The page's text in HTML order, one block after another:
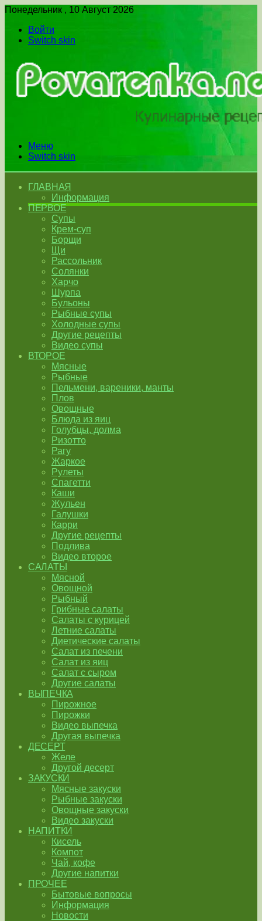
Понедельник , 10 Август 2026
Войти
Switch skin
Меню
Switch skin
ГЛАВНАЯ
Информация
ПЕРВОЕ
Супы
Крем-суп
Борщи
Щи
Рассольник
Солянки
Харчо
Шурпа
Бульоны
Рыбные супы
Холодные супы
Другие рецепты
Видео супы
ВТОРОЕ
Мясные
Рыбные
Пельмени, вареники, манты
Плов
Овощные
Блюда из яиц
Голубцы, долма
Ризотто
Рагу
Жаркое
Рулеты
Спагетти
Каши
Жульен
Галушки
Карри
Другие рецепты
Подлива
Видео второе
САЛАТЫ
Мясной
Овощной
Рыбный
Грибные салаты
Салаты с курицей
Летние салаты
Диетические салаты
Салат из печени
Салат из яиц
Салат с сыром
Другие салаты
ВЫПЕЧКА
Пирожное
Пирожки
Видео выпечка
Другая выпечка
ДЕСЕРТ
Желе
Другой десерт
ЗАКУСКИ
Мясные закуски
Рыбные закуски
Овощные закуски
Видео закуски
НАПИТКИ
Кисель
Компот
Чай, кофе
Другие напитки
ПРОЧЕЕ
Бытовые вопросы
Информация
Новости